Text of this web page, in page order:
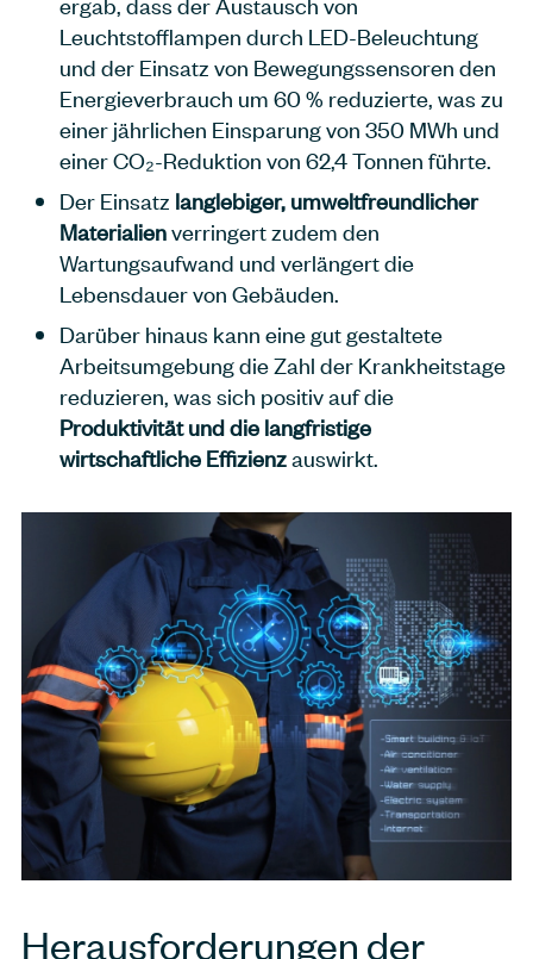
Leuchtstofflampen durch LED-Beleuchtung
und der Einsatz von Bewegungssensoren den
Energieverbrauch um 60 % reduzierte, was zu
einer jährlichen Einsparung von 350 MWh und
einer CO₂-Reduktion von 62,4 Tonnen führte.
Der Einsatz langlebiger, umweltfreundlicher
Materialienverringert zudem den
Wartungsaufwand und verlängert die
Lebensdauer von Gebäuden.
Darüber hinaus kann eine gut gestaltete
Arbeitsumgebung die Zahl der Krankheitstage
reduzieren, was sich positiv auf die
Produktivität und die langfristige
wirtschaftliche Effizienzauswirkt.
Herausforderungen der